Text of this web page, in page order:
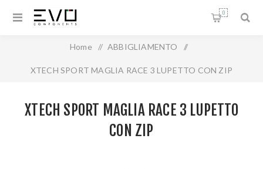
0
Home / ABBIGLIAMENTO /
XTECH SPORT MAGLIA RACE 3 LUPETTO CON ZIP
XTECH SPORT MAGLIA RACE 3 LUPETTO
CON ZIP